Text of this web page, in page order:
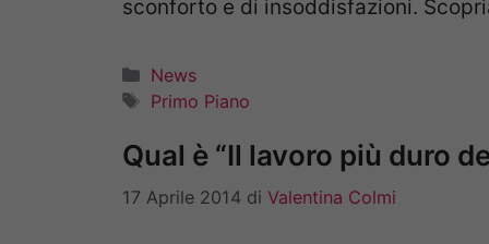
sconforto e di insoddisfazioni.
Categorie
News
Tag
Primo Piano
Qual è “Il lavoro più duro
17 Aprile 2014 di Valentina Colmi